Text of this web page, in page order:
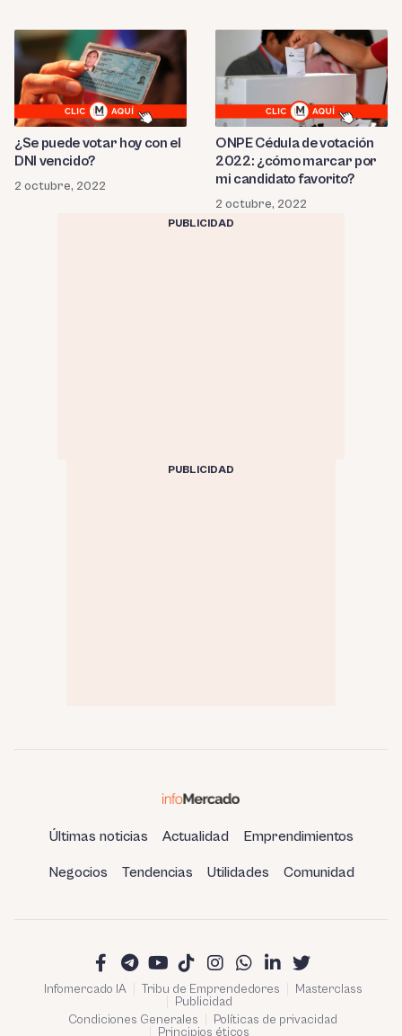
¿Se puede votar hoy con el
DNI vencido?
2 octubre, 2022
ONPE Cédula de votación
2022: ¿cómo marcar por
mi candidato favorito?
2 octubre, 2022
PUBLICIDAD
PUBLICIDAD
Últimas noticias Actualidad Emprendimientos
Negocios Tendencias Utilidades Comunidad
Infomercado IA Tribu de Emprendedores
Masterclass
Publicidad
Condiciones Generales
Políticas de privacidad
Principios éticos